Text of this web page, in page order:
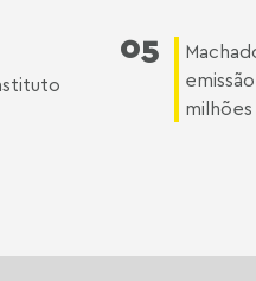
05
milhões